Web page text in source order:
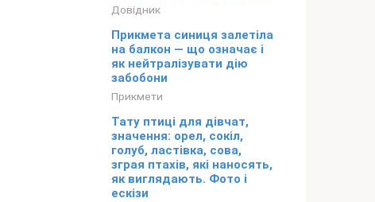
Довідник
Прикмета синиця залетіла
на балкон — що означає і
як нейтралізувати дію
забобони
Прикмети
Тату птиці для дівчат,
значення: орел, сокіл,
голуб, ластівка, сова,
зграя птахів, які наносять,
як виглядають. Фото і
ескізи